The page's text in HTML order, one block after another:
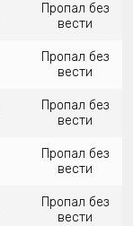
Пропал без
вести
Пропал без
вести
Пропал без
вести
Пропал без
вести
Пропал без
вести